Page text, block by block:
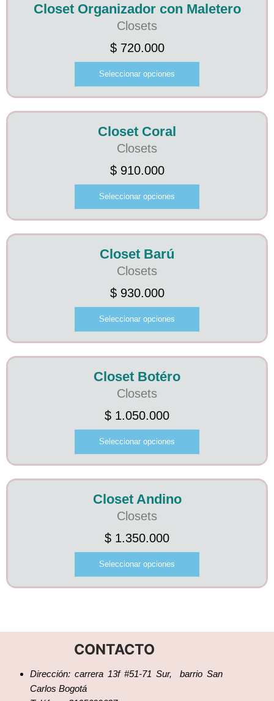
Closet Organizador con Maletero
Closets
$720.000
Seleccionar opciones
Closet Coral
Closets
$910.000
Seleccionar opciones
Closet Barú
Closets
$930.000
Seleccionar opciones
Closet Botéro
Closets
$ 1.050.000
Seleccionar opciones
Closet Andino
Closets
$ 1.350.000
Seleccionar opciones
CONTACTO
Dirección: carrera 13f #51-71 Sur, barrio San
Carlos Bogotá